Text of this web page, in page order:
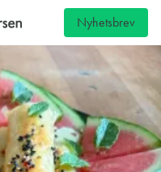
Nyhetsbrev